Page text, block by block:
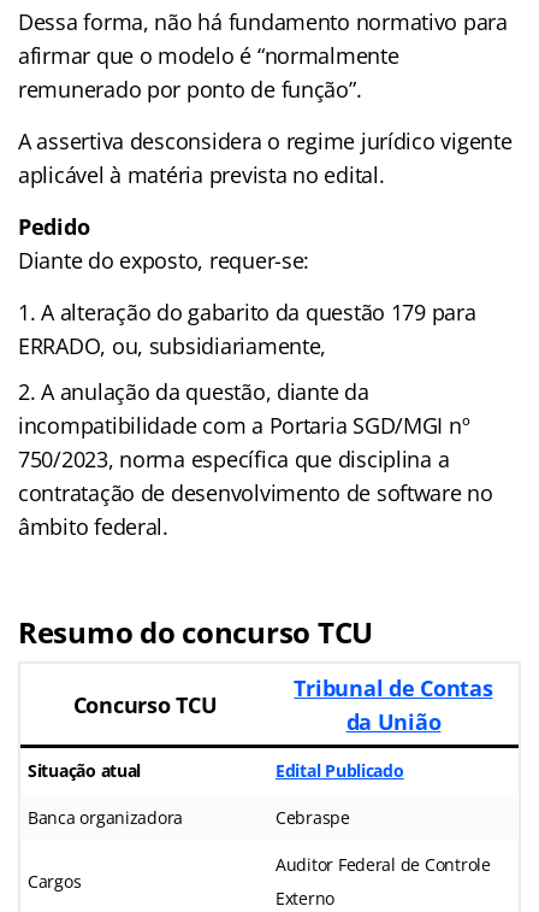
Dessa forma, não há fundamento normativo para
afirmar que o modelo é “normalmente
remunerado por ponto de função”.
A assertiva desconsidera o regime jurídico vigente
aplicável à matéria prevista no edital.
Pedido
Diante do exposto, requer-se:
A alteração do gabarito da questão 179 para
ERRADO, ou, subsidiariamente,
A anulação da questão, diante da
incompatibilidade com a Portaria SGD/MGI nº
750/2023, norma específica que disciplina a
contratação de desenvolvimento de software no
âmbito federal.
Resumo do concurso TCU
Concurso TCU
Tribunal de Contas
da União
Situação atual Edital Publicado
Banca organizadora Cebraspe
Cargos
Auditor Federal de Controle
Externo